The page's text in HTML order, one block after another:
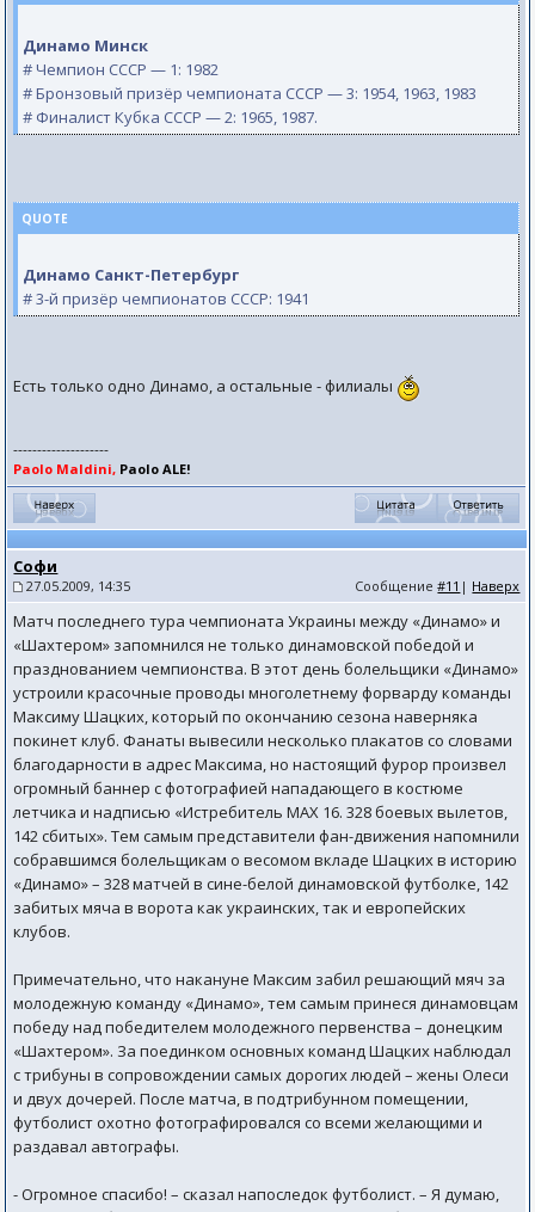
Динамо Минск
# Чемпион СССР — 1: 1982
# Бронзовый призёр чемпионата СССР — 3: 1954, 1963, 1983
# Финалист Кубка СССР — 2: 1965, 1987.
QUOTE
Динамо Санкт-Петербург
# 3-й призёр чемпионатов СССР: 1941
Есть только одно Динамо, а остальные - филиалы
--------------------
Paolo Maldini, Paolo ALE!
Софи
27.05.2009, 14:35 Сообщение#11 | Наверх
Матч последнего тура чемпионата Украины между «Динамо» и
«Шахтером» запомнился не только динамовской победой и
празднованием чемпионства. В этот день болельщики «Динамо»
устроили красочные проводы многолетнему форварду команды
Максиму Шацких, который по окончанию сезона наверняка
покинет клуб. Фанаты вывесили несколько плакатов со словами
благодарности в адрес Максима, но настоящий фурор произвел
огромный баннер с фотографией нападающего в костюме
летчика и надписью «Истребитель МАХ 16. 328 боевых вылетов,
142 сбитых». Тем самым представители фан-движения напомнили
собравшимся болельщикам о весомом вкладе Шацких в историю
«Динамо» – 328 матчей в сине-белой динамовской футболке, 142
забитых мяча в ворота как украинских, так и европейских
клубов.
Примечательно, что накануне Максим забил решающий мяч за
молодежную команду «Динамо», тем самым принеся динамовцам
победу над победителем молодежного первенства – донецким
«Шахтером». За поединком основных команд Шацких наблюдал
с трибуны в сопровождении самых дорогих людей – жены Олеси
и двух дочерей. После матча, в подтрибунном помещении,
футболист охотно фотографировался со всеми желающими и
раздавал автографы.
- Огромное спасибо! – сказал напоследок футболист. – Я думаю,